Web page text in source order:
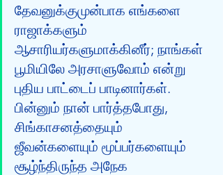
தேவனுக்குமுன்பாக எங்களை
ராஜாக்களும்
ஆசாரியர்களுமாக்கினீர்; நாங்கள்
பூமியிலே அரசாளுவோம் என்று
புதிய பாட்டைப் பாடினார்கள்.
பின்னும் நான் பார்த்தபோது,
சிங்காசனத்தையும்
ஜீவன்களையும் மூப்பர்களையும்
சூழ்ந்திருந்த அநேக